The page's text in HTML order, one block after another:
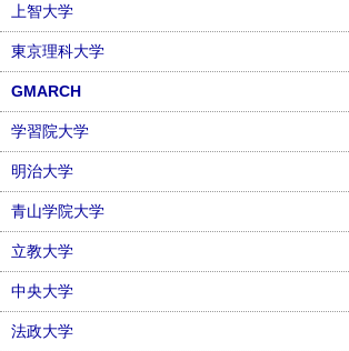
上智大学
東京理科大学
GMARCH
学習院大学
明治大学
青山学院大学
立教大学
中央大学
法政大学